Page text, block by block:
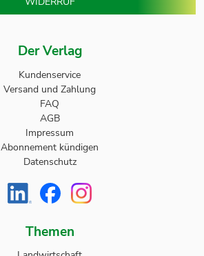
Der Verlag
Kundenservice
Versand und Zahlung
FAQ
AGB
Impressum
Abonnement kündigen
Datenschutz
Themen